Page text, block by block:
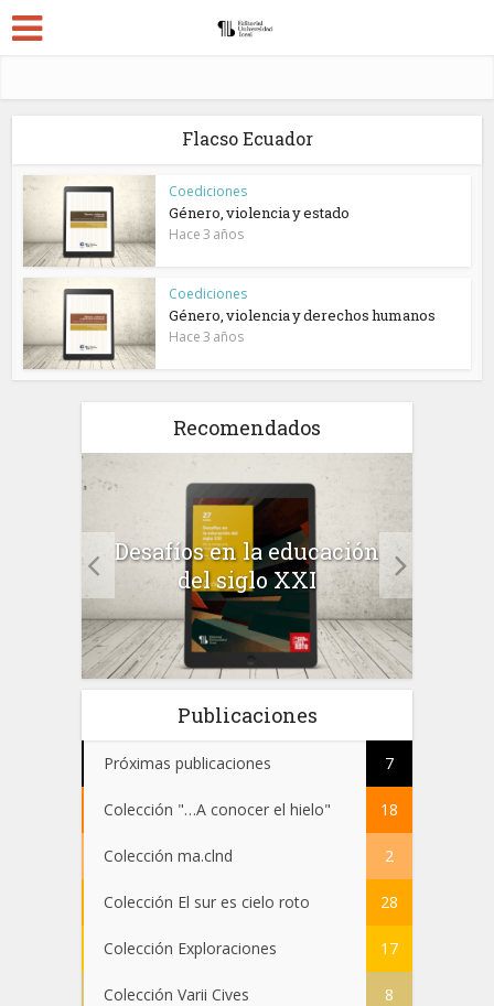
Flacso Ecuador
Coediciones
Género, violencia y estado
Hace 3 años
Coediciones
Género, violencia y derechos humanos
Hace 3 años
Recomendados
Desafíos en la educación
del siglo XXI
Publicaciones
Próximas publicaciones 7
Colección "…A conocer el hielo" 18
Colección ma.clnd 2
Colección El sur es cielo roto 28
Colección Exploraciones 17
Colección Varii Cives 8